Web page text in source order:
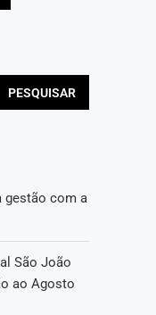
PESQUISAR
gestão com a
São João
ao Agosto